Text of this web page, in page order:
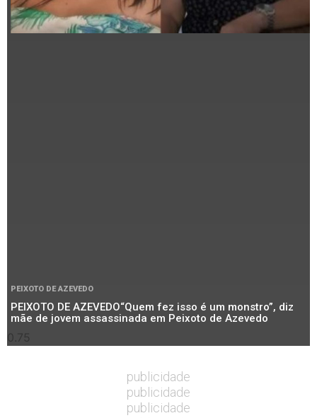
PEIXOTO DE AZEVEDO
PEIXOTO DE AZEVEDO“Quem fez isso é um monstro”, diz
mãe de jovem assassinada em Peixoto de Azevedo
publicidade
publicidade
publicidade